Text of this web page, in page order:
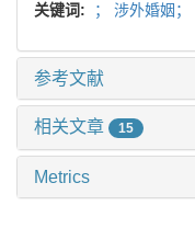
关键词: ； 涉外婚姻；
参考文献
相关文章 15
Metrics